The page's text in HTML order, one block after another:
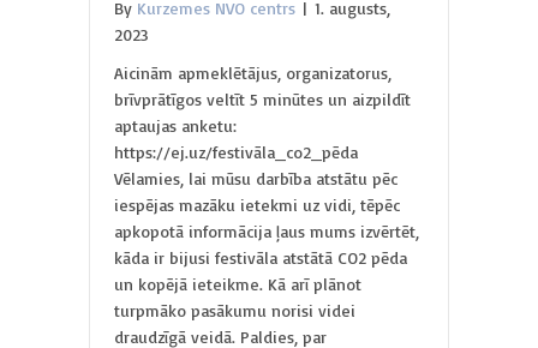
By Kurzemes NVO centrs | 1. augusts,
2023
Aicinām apmeklētājus, organizatorus,
brīvprātīgos veltīt 5 minūtes un aizpildīt
aptaujas anketu:
https://ej.uz/festivāla_co2_pēda
Vēlamies, lai mūsu darbība atstātu pēc
iespējas mazāku ietekmi uz vidi, tēpēc
apkopotā informācija ļaus mums izvērtēt,
kāda ir bijusi festivāla atstātā CO2 pēda
un kopējā ieteikme. Kā arī plānot
turpmāko pasākumu norisi videi
draudzīgā veidā. Paldies, par